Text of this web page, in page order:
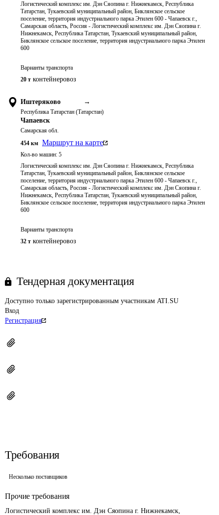
Логистический комплекс им. Дэн Сяопина г. Нижнекамск, Республика
Татарстан, Тукаевский муниципальный район, Биклянское сельское
поселение, территория индустриального парка Этилен 600 - Чапаевск г.,
Самарская область, Россия - Логистический комплекс им. Дэн Сяопина г.
Нижнекамск, Республика Татарстан, Тукаевский муниципальный район,
Биклянское сельское поселение, территория индустриального парка Этилен
600
Варианты транспорта
20 т контейнеровоз
Иштеряково →
Республика Татарстан (Татарстан)
Чапаевск
Самарская обл.
454 км Маршрут на карте
Кол-во машин: 5
Логистический комплекс им. Дэн Сяопина г. Нижнекамск, Республика
Татарстан, Тукаевский муниципальный район, Биклянское сельское
поселение, территория индустриального парка Этилен 600 - Чапаевск г.,
Самарская область, Россия - Логистический комплекс им. Дэн Сяопина г.
Нижнекамск, Республика Татарстан, Тукаевский муниципальный район,
Биклянское сельское поселение, территория индустриального парка Этилен
600
Варианты транспорта
32 т контейнеровоз
Тендерная документация
Доступно только зарегистрированным участникам ATI.SU
Вход
Регистрация
Требования
Несколько поставщиков
Прочие требования
Логистический комплекс им. Дэн Сяопина г. Нижнекамск,